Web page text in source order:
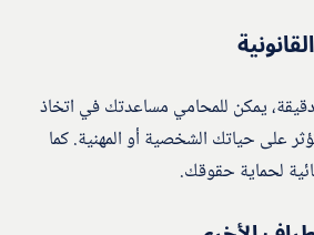
يمكن للمحامي مساعدتك في اتخاذ
على حياتك الشخصية أو المهنية. كما
لحماية حقوقك.